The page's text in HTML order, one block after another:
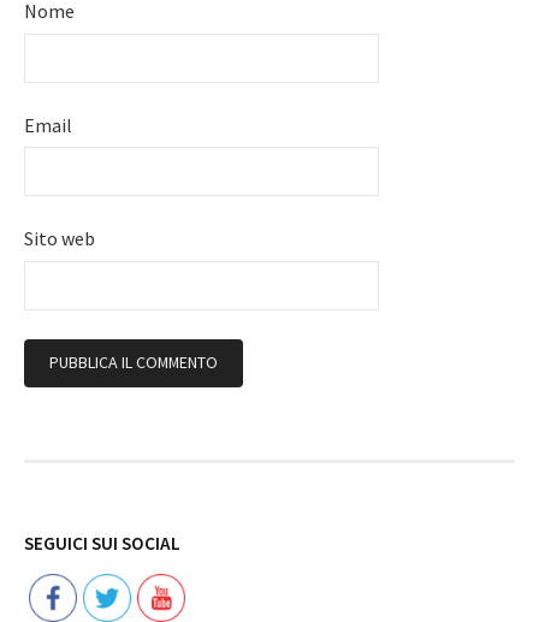
Nome
Email
Sito web
SEGUICI SUI SOCIAL